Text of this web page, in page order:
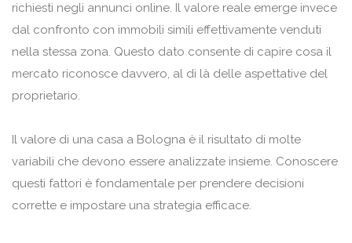
richiesti negli annunci online. Il valore reale emerge invece
dal confronto con immobili simili effettivamente venduti
nella stessa zona. Questo dato consente di capire cosa il
mercato riconosce davvero, al di là delle aspettative del
proprietario.
Il valore di una casa a Bologna è il risultato di molte
variabili che devono essere analizzate insieme. Conoscere
questi fattori è fondamentale per prendere decisioni
corrette e impostare una strategia efficace.